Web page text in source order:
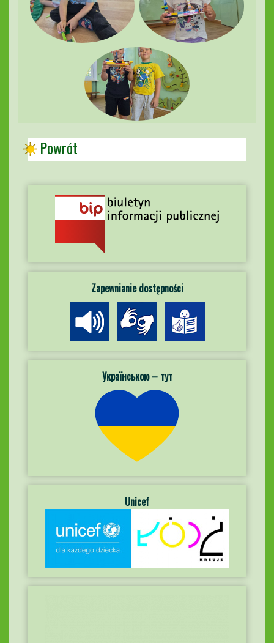
Powrót
Zapewnianie dostępności
Українською – тут
Unicef